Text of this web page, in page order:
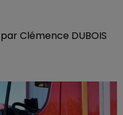
Clémence DUBOIS